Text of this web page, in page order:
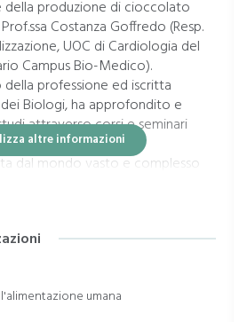
della produzione di cioccolato
Costanza Goffredo (Resp.
UOC di Cardiologia del
Campus Bio-Medico).
professione ed iscritta
Biologi, ha approfondito e
attraverso corsi e seminari
professionale.
dal mondo vasto e complesso
i pazienti nell'adozione di
e bilanciata, destinata ad
di uno stile di vita che duri per
che ciascun individuo sia
altre informazioni
umana